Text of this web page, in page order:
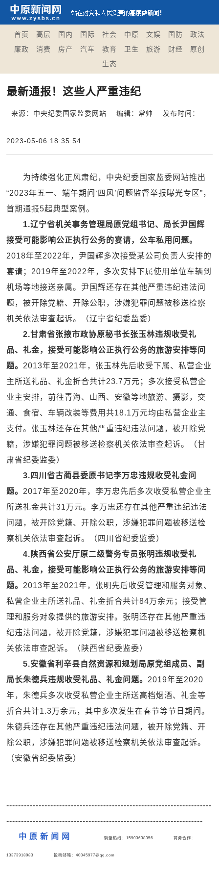
首页 高层 国内 国际 社会 中原 文娱 国防
政法
廉政
消费 房产 汽车 教育 卫生 旅游 财经
原创
生态
最新通报！这些人严重违纪
来源：中央纪委国家监委网站 编辑：常帅 发布时间：
2023-05-06 18:35:54
为持续强化正风肃纪，中央纪委国家监委网站推出
“2023年五一、端午期间‘四风’问题监督举报曝光专区”，
首期通报5起典型案例。
1.辽宁省机关事务管理局原党组书记、局长尹国辉
接受可能影响公正执行公务的宴请，公车私用问题。
2018年至2022年，尹国辉多次接受某公司负责人安排的
宴请；2019年至2022年，多次安排下属使用单位车辆到
机场等地接送亲属。尹国辉还存在其他严重违纪违法问
题，被开除党籍、开除公职，涉嫌犯罪问题被移送检察
机关依法审查起诉。（辽宁省纪委监委）
2.甘肃省张掖市政协原秘书长张玉林违规收受礼
品、礼金，接受可能影响公正执行公务的旅游安排等问
题。 2013年至2021年，张玉林先后收受下属、私营企业
主所送礼品、礼金折合共计23.7万元；多次接受私营企
业主安排，前往青海、山西、安徽等地旅游、摄影，交
通、食宿、车辆改装等费用共18.1万元均由私营企业主
支付。张玉林还存在其他严重违纪违法问题，被开除党
籍，涉嫌犯罪问题被移送检察机关依法审查起诉。（甘
肃省纪委监委）
3.四川省古蔺县委原书记李万忠违规收受礼金问
题。 2017年至2020年，李万忠先后多次收受私营企业主
所送礼金共计31万元。李万忠还存在其他严重违纪违法
问题，被开除党籍、开除公职，涉嫌犯罪问题被移送检
察机关依法审查起诉。（四川省纪委监委）
4.陕西省公安厅原二级警务专员张明违规收受礼
品、礼金，接受可能影响公正执行公务的旅游安排等问
题。 2013年至2021年，张明先后收受管理和服务对象、
私营企业主所送礼品、礼金折合共计84万余元；接受管
理和服务对象提供的旅游安排。张明还存在其他严重违
纪违法问题，被开除党籍，涉嫌犯罪问题被移送检察机
关依法审查起诉。（陕西省纪委监委）
5.安徽省利辛县自然资源和规划局原党组成员、副
局长朱德兵违规收受礼品、礼金问题。 2019年至2020
年，朱德兵多次收受私营企业主所送高档烟酒、礼金等
折合共计1.3万余元，其中多次发生在春节等节日期间。
朱德兵还存在其他严重违纪违法问题，被开除党籍、开
除公职，涉嫌犯罪问题被移送检察机关依法审查起诉。
（安徽省纪委监委）
----------------------------------------------------------------------
-------------------------------------------------------------------
中 原 新 闻 网
鹤壁热线：15903638356 商务合作：
13373918983投稿邮箱：40045977@qq.com